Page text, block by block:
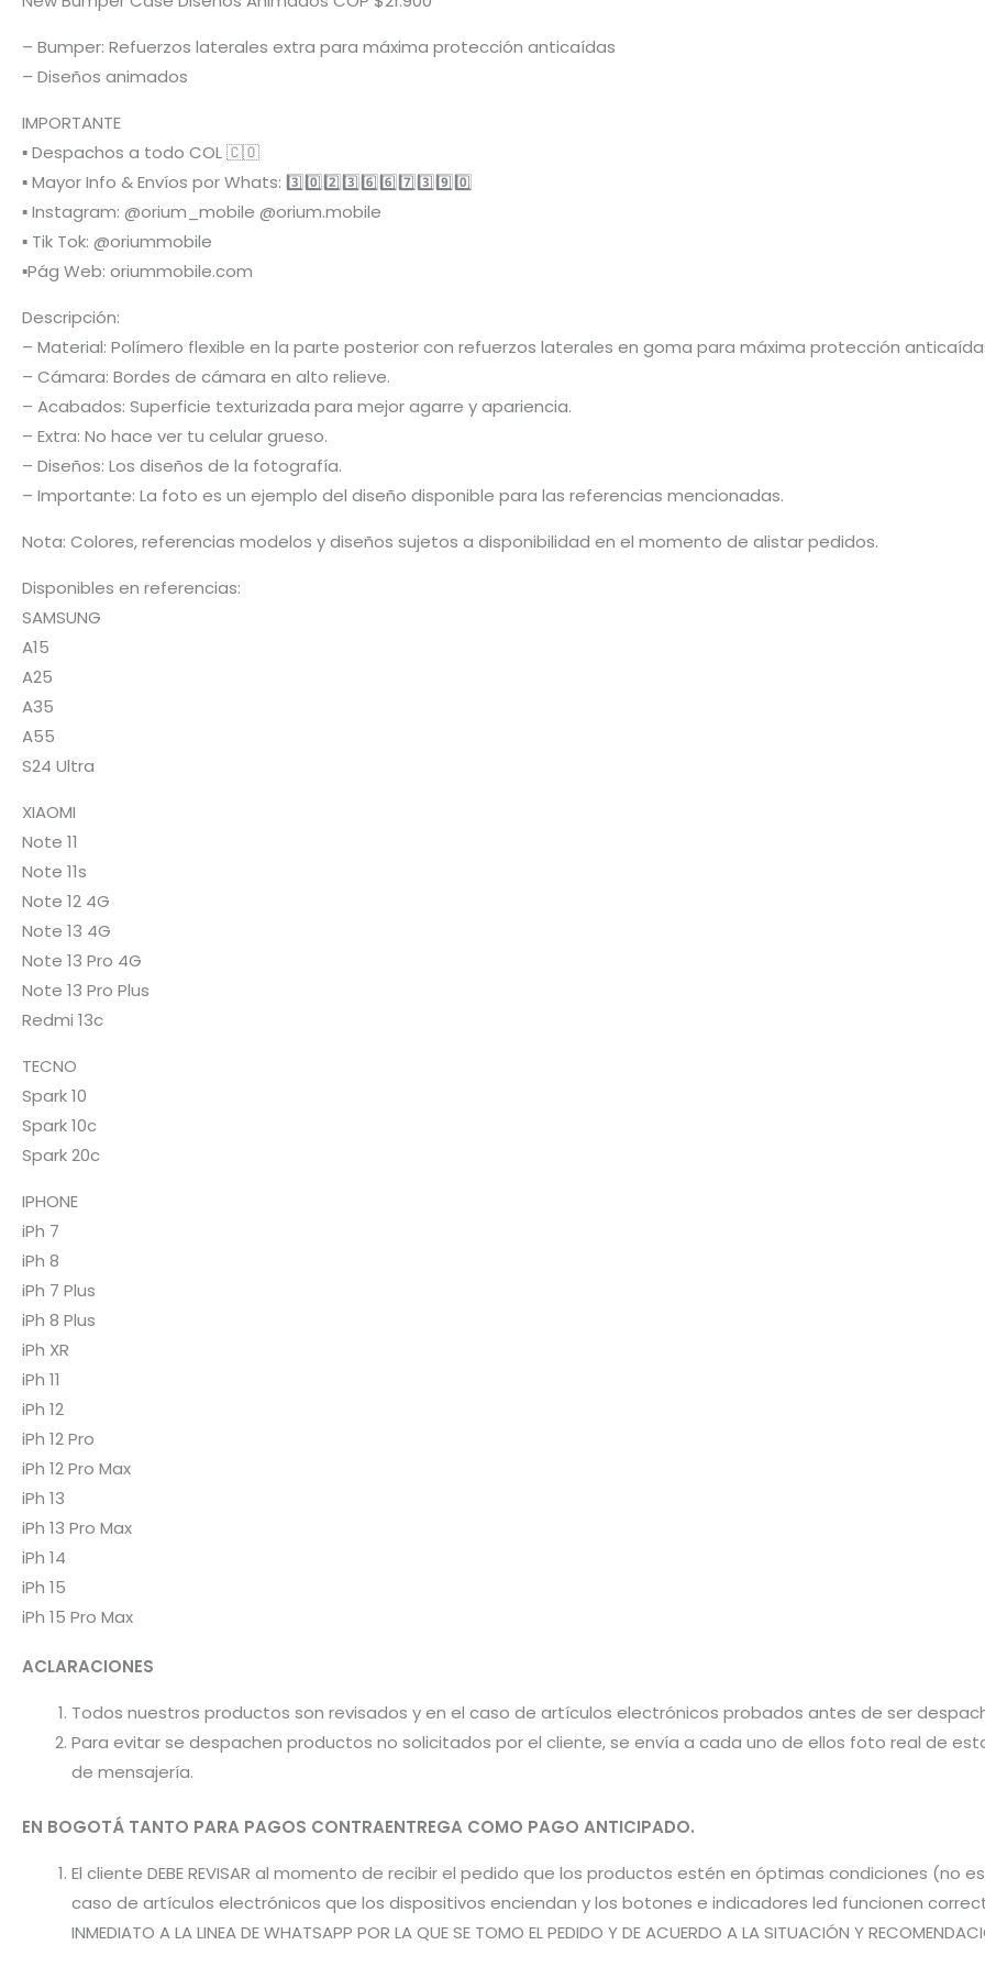
– Bumper: Refuerzos laterales extra para máxima protección anticaídas
– Diseños animados
IMPORTANTE
▪️ Despachos a todo COL 🇨🇴
▪️ Mayor Info & Envíos por Whats: 3️⃣0️⃣2️⃣3️⃣6️⃣6️⃣7️⃣3️⃣9️⃣0️⃣
▪️ Instagram: @orium_mobile @orium.mobile
▪️ Tik Tok: @oriummobile
▪️Pág Web: oriummobile.com
Descripción:
– Material: Polímero flexible en la parte posterior con refuerzos laterales en goma para máxima protección
– Cámara: Bordes de cámara en alto relieve.
– Acabados: Superficie texturizada para mejor agarre y apariencia.
– Extra: No hace ver tu celular grueso.
– Diseños: Los diseños de la fotografía.
– Importante: La foto es un ejemplo del diseño disponible para las referencias mencionadas.
Nota: Colores, referencias modelos y diseños sujetos a disponibilidad en el momento de alistar pedidos.
Disponibles en referencias:
SAMSUNG
A15
A25
A35
A55
S24 Ultra
XIAOMI
Note 11
Note 11s
Note 12 4G
Note 13 4G
Note 13 Pro 4G
Note 13 Pro Plus
Redmi 13c
TECNO
Spark 10
Spark 10c
Spark 20c
IPHONE
iPh 7
iPh 8
iPh 7 Plus
iPh 8 Plus
iPh XR
iPh 11
iPh 12
iPh 12 Pro
iPh 12 Pro Max
iPh 13
iPh 13 Pro Max
iPh 14
iPh 15
iPh 15 Pro Max
ACLARACIONES
Todos nuestros productos son revisados y en el caso de artículos electrónicos probados antes de ser
Para evitar se despachen productos no solicitados por el cliente, se envía a cada uno de ellos foto real de
de mensajería.
EN BOGOTÁ TANTO PARA PAGOS CONTRAENTREGA COMO PAGO ANTICIPADO.
El cliente DEBE REVISAR al momento de recibir el pedido que los productos estén en óptimas condiciones
caso de artículos electrónicos que los dispositivos enciendan y los botones e indicadores led funcionen
INMEDIATO A LA LINEA DE WHATSAPP POR LA QUE SE TOMO EL PEDIDO Y DE ACUERDO A LA SITUACIÓN Y